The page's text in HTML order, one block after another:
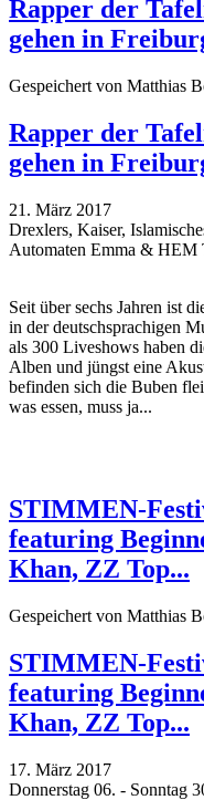
Rapper der
gehen in
Gespeichert von Matthias
Rapper der
gehen in
21. März 2017
Drexlers, Kaiser,
Automaten Emma & HEM
Seit über sechs Jahren ist
in der deutschsprachigen
als 300 Liveshows haben
Alben und jüngst eine
befinden sich die Buben
was essen, muss ja...
STIMMEN-
featuring
Khan, ZZ Top...
Gespeichert von Matthias
STIMMEN-
featuring
Khan, ZZ Top...
17. März 2017
Donnerstag 06. - Sonntag